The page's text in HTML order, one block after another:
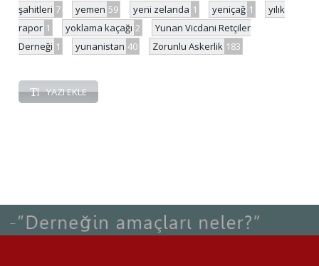
şahitleri 7 yemen 59 yeni zelanda 1 yeniçağ 1
yılık
rapor 1 yoklama kaçağı 2
Yunan Vicdani Retçiler
Derneği 1 yunanistan 40 Zorunlu Askerlik 183
YAZI EKLE